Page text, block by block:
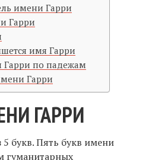
имени Гарри
Гарри
имя Гарри
по падежам
Гарри
ГАРРИ
букв. Пять букв имени
гуманитарных